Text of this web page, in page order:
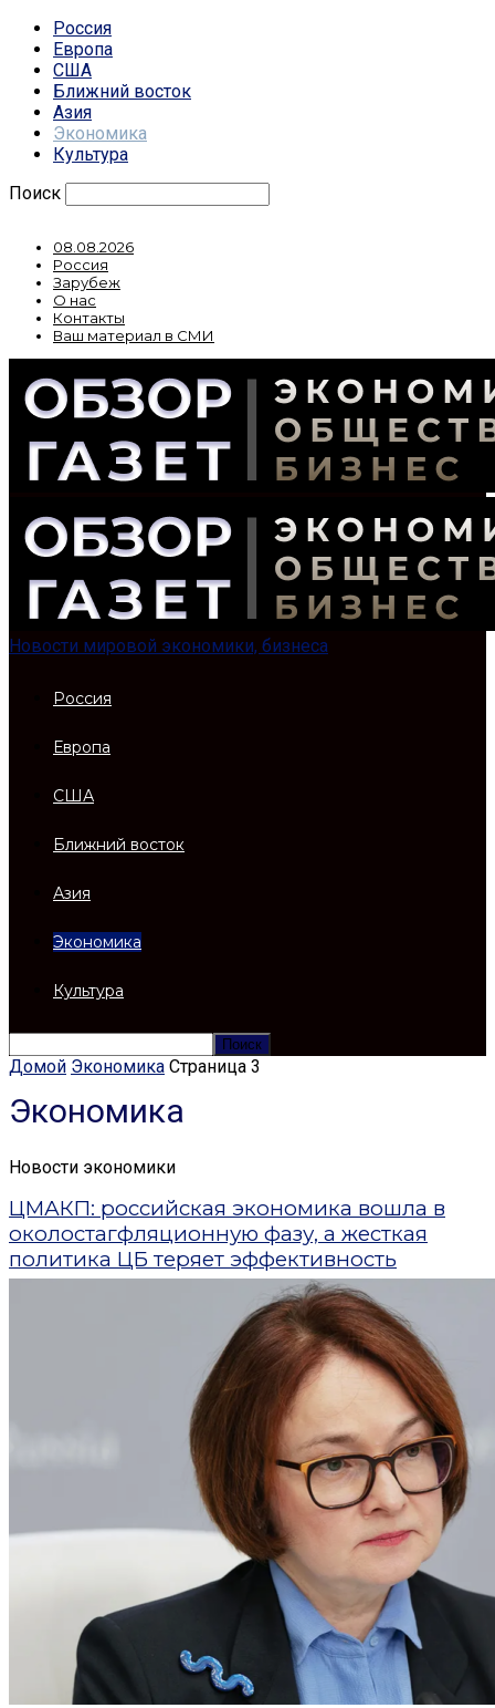
Россия
Европа
США
Ближний восток
Азия
Экономика
Культура
Поиск
08.08.2026
Россия
Зарубеж
О нас
Контакты
Ваш материал в СМИ
Новости мировой экономики, бизнеса
Россия
Европа
США
Ближний восток
Азия
Экономика
Культура
Домой Экономика Страница 3
Экономика
Новости экономики
ЦМАКП: российская экономика вошла в
околостагфляционную фазу, а жесткая
политика ЦБ теряет эффективность